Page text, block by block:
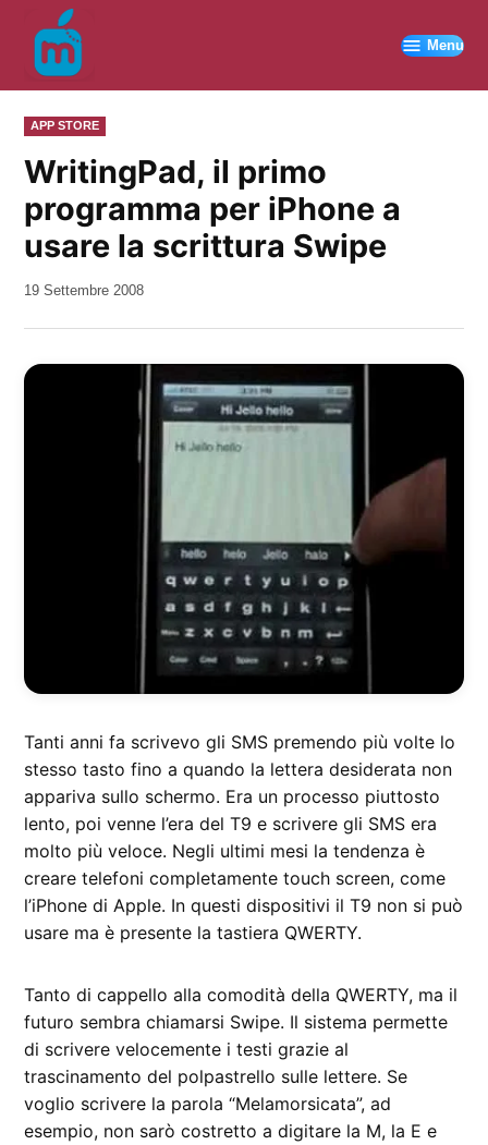
contenuto
Menu
PUBBLICATO
IN
APP STORE
WritingPad, il primo
programma per iPhone a
usare la scrittura Swipe
da
19 Settembre 2008
Tanti anni fa scrivevo gli SMS premendo più volte lo
stesso tasto fino a quando la lettera desiderata non
appariva sullo schermo. Era un processo piuttosto
lento, poi venne l’era del T9 e scrivere gli SMS era
molto più veloce. Negli ultimi mesi la tendenza è
creare telefoni completamente touch screen, come
l’iPhone di Apple. In questi dispositivi il T9 non si può
usare ma è presente la tastiera QWERTY.
Tanto di cappello alla comodità della QWERTY, ma il
futuro sembra chiamarsi Swipe. Il sistema permette
di scrivere velocemente i testi grazie al
trascinamento del polpastrello sulle lettere. Se
voglio scrivere la parola “Melamorsicata”, ad
esempio, non sarò costretto a digitare la M, la E e